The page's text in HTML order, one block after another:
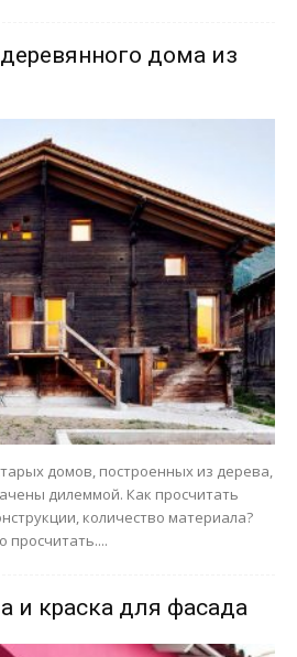
дома из
домов, построенных из дерева,
дилеммой. Как просчитать
количество материала?
просчитать....
и краска для фасада